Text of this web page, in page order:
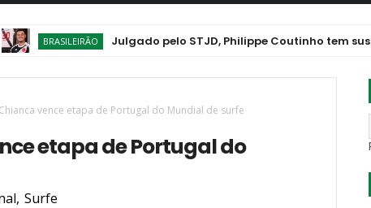
Julgado pelo STJD, Philippe Coutinho tem suspensão
vence etapa de Portugal do Mundial de surfe
etapa de Portugal do
, Surfe